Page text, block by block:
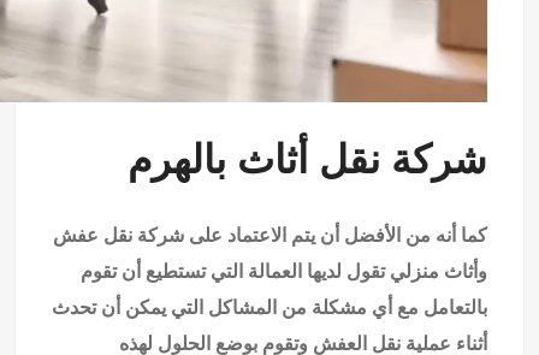
شركة نقل أثاث بالهرم
كما أنه من الأفضل أن يتم الاعتماد على شركة نقل عفش
وأثاث منزلي تقول لديها العمالة التي تستطيع أن تقوم
بالتعامل مع أي مشكلة من المشاكل التي يمكن أن تحدث
أثناء عملية نقل العفش وتقوم بوضع الحلول لهذه